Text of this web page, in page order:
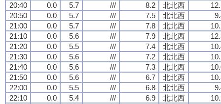
20:40
0.0 5.7 /// 8.2 北北西
20:50
0.0 5.7 /// 7.5 北北西
21:00
0.0 5.7 /// 7.8 北北西
21:10
0.0 5.6 /// 7.9 北北西
21:20
0.0 5.5 /// 7.4 北北西
21:30
0.0 5.6 /// 7.2 北北西
21:40
0.0 5.6 /// 7.3 北北西
21:50
0.0 5.6 /// 6.7 北北西
22:00
0.0 5.5 /// 6.8 北北西
22:10
0.0 5.4 /// 6.9 北北西